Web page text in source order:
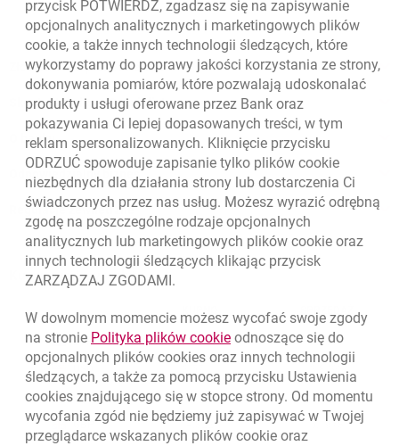
Złóż wniosek przez internet
Skontaktuj się ze Specjalistą
O banku
Kursy wymiany walut
Kursy wymiany walut. Data aktualizacji: 7.08.2026, 12:53:25
WALUTA KUPNO SPRZEDAŻ
EUR 4.1346 4.4568
USD 3.8493
CHF 4.4312 4.7764
GBP 4.822 5.1978
Odpowiedzialny biznes
Regulacje zewnętrzne
przycisk POTWIERDŹ, zgadzasz się na zapisywanie
opcjonalnych analitycznych i marketingowych plików
cookie, a także innych technologii śledzących, które
wykorzystamy do poprawy jakości korzystania ze strony,
dokonywania pomiarów, które pozwalają udoskonalać
produkty i usługi oferowane przez Bank oraz
pokazywania Ci lepiej dopasowanych treści, w tym
reklam spersonalizowanych. Kliknięcie przycisku
ODRZUĆ spowoduje zapisanie tylko plików cookie
niezbędnych dla działania strony lub dostarczenia Ci
świadczonych przez nas usług. Możesz wyrazić odrębną
zgodę na poszczególne rodzaje opcjonalnych
analitycznych lub marketingowych plików cookie oraz
innych technologii śledzących klikając przycisk
ZARZĄDZAJ ZGODAMI.
W dowolnym momencie możesz wycofać swoje zgody
na stronie Polityka plików cookielink otwiera się w nowym
odnoszące się do
opcjonalnych plików cookies oraz innych technologii
śledzących, a także za pomocą przycisku Ustawienia
cookies znajdującego się w stopce strony. Od momentu
wycofania zgód nie będziemy już zapisywać w Twojej
przeglądarce wskazanych plików cookie oraz